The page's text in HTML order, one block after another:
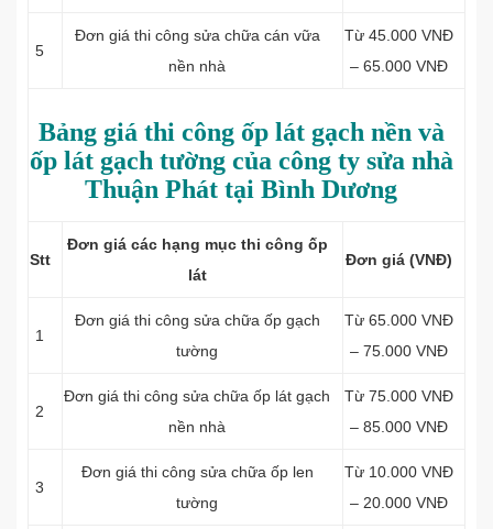
5
Đơn giá thi công sửa chữa cán vữa
nền nhà
Từ 45.000 VNĐ
– 65.000 VNĐ
Bảng giá thi công ốp lát gạch nền và
ốp lát gạch tường của công ty sửa nhà
Thuận Phát tại Bình Dương
Stt
Đơn giá các hạng mục thi công ốp
lát
Đơn giá (VNĐ)
1
Đơn giá thi công sửa chữa ốp gạch
tường
Từ 65.000 VNĐ
– 75.000 VNĐ
2
Đơn giá thi công sửa chữa ốp lát gạch
nền nhà
Từ 75.000 VNĐ
– 85.000 VNĐ
3
Đơn giá thi công sửa chữa ốp len
tường
Từ 10.000 VNĐ
– 20.000 VNĐ